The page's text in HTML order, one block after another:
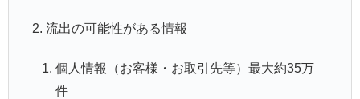
2. 流出の可能性がある情報
個人情報（お客様・お取引先等）最大約35万
件